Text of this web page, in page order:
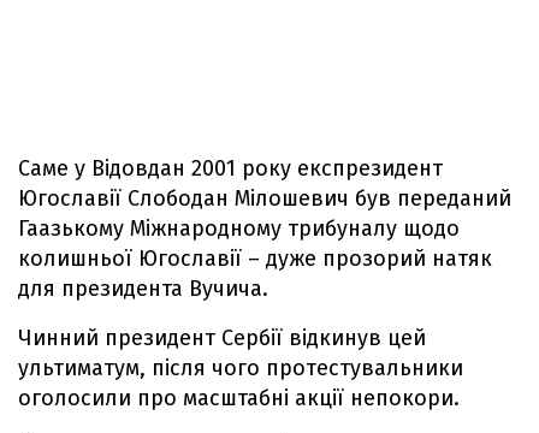
Саме у Відовдан 2001 року експрезидент
Югославії Слободан Мілошевич був переданий
Гаазькому Міжнародному трибуналу щодо
колишньої Югославії – дуже прозорий натяк
для президента Вучича.
Чинний президент Сербії відкинув цей
ультиматум, після чого протестувальники
оголосили про масштабні акції непокори.